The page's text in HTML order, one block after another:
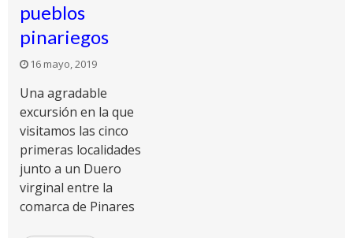
pueblos
pinariegos
16 mayo, 2019
Una agradable
excursión en la que
visitamos las cinco
primeras localidades
junto a un Duero
virginal entre la
comarca de Pinares